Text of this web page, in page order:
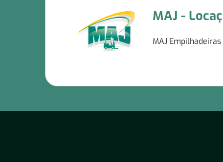
MAJ -
MAJ Empilhadeiras